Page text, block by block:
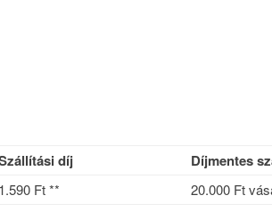
díj
Díjmentes
1.590 Ft ** 20.000 Ft